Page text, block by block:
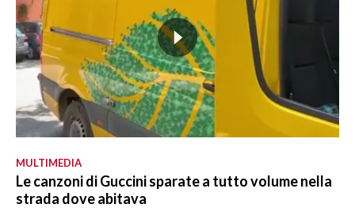
MULTIMEDIA
Le canzoni di Guccini sparate a tutto volume nella
strada dove abitava